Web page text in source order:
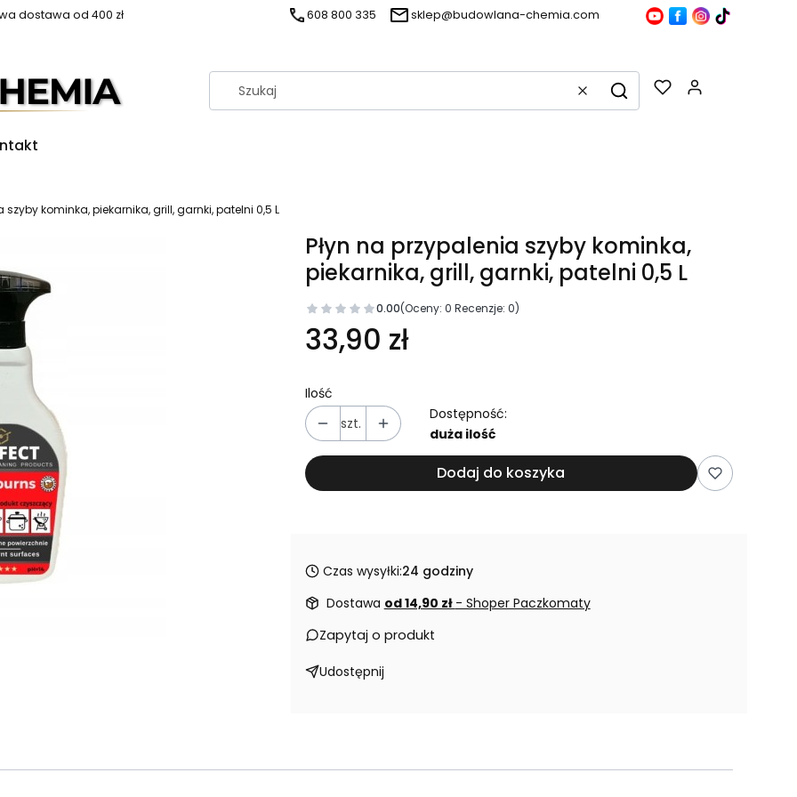
dostawa od 400 zł 608 800 335 sklep@budowlana-chemia.com
WyczyśćSzukaj
szyby kominka, piekarnika, grill, garnki, patelni 0,5 L
Płyn na przypalenia szyby kominka,
piekarnika, grill, garnki, patelni 0,5 L
0.00(Oceny: 0 Recenzje: 0)
33,90 zł
Ilość
szt.
Dostępność:
duża ilość
Dodaj do koszyka
Czas wysyłki:24 godziny
Dostawa od 14,90 zł - Shoper Paczkomaty
Zapytaj o produkt
Udostępnij